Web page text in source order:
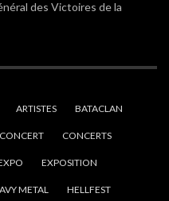
des Victoires de la
ARTISTES BATACLAN
CONCERT CONCERTS
EXPOSITION
METAL HELLFEST